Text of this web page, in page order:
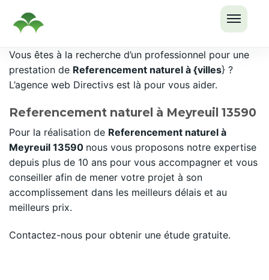
LE
Passer
au
contenu
Vous êtes à la recherche d’un professionnel pour une
prestation de Referencement naturel à {villes} ?
L’agence web Directivs est là pour vous aider.
Referencement naturel à Meyreuil 13590
Pour la réalisation de Referencement naturel à
Meyreuil 13590 nous vous proposons notre expertise
depuis plus de 10 ans pour vous accompagner et vous
conseiller afin de mener votre projet à son
accomplissement dans les meilleurs délais et au
meilleurs prix.
Contactez-nous pour obtenir une étude gratuite.